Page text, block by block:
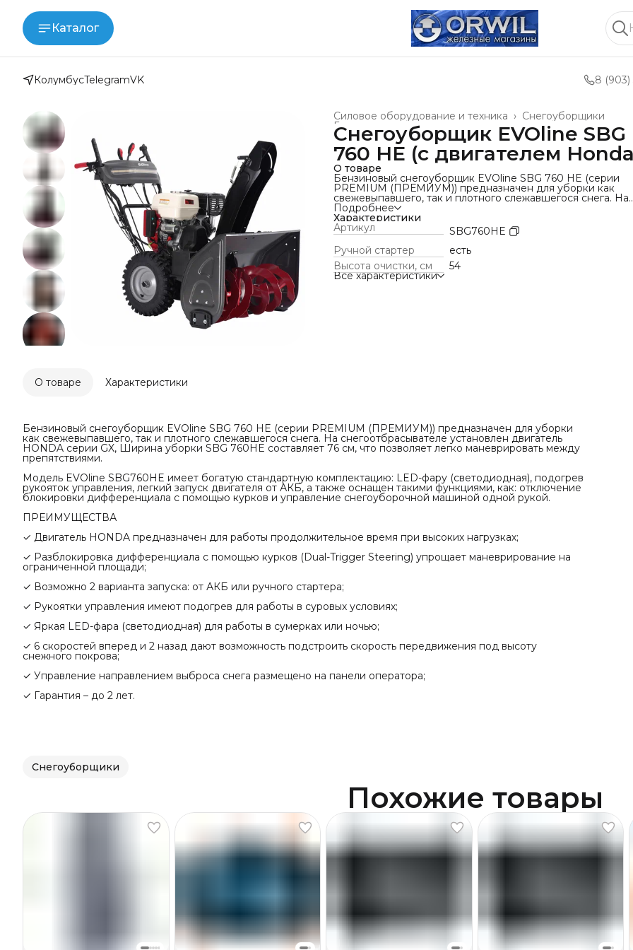
Каталог
КолумбусTelegramVK 8 (903)
Снегоуборщики
Силовое оборудование и техника ›
Главная
Снегоуборщик EVOline SBG
760 HE (с двигателем
О товаре
Бензиновый снегоуборщик EVOline SBG 760 HE (серии
PREMIUM (ПРЕМИУМ)) предназначен для уборки как
свежевыпавшего, так и плотного слежавшегося снега. На
снегоотбрасывателе установлен двигатель HONDA серии
GX, Ширина уборки SBG 760HE составляет 76 см, что
позволяет легко маневрировать между препятствиями.
Модель EVOline SBG760HE имеет богатую стандартную
комплектацию: LED-фару (светодиодная), подогрев
рукояток управления, легкий запуск двигателя от АКБ, а
также оснащен такими функциями, как: отключение
блокировки дифференциала с помощью курков и
подстроить скорость передвижения под высоту снежного
покрова;
✓ Управление направлением выброса снега размещено на
панели оператора;
Подробнее
Характеристики
Артикул
SBG760HE
Ручной стартер
есть
Высота очистки, см
54
Все характеристики
О товаре Характеристики
Бензиновый снегоуборщик EVOline SBG 760 HE (серии PREMIUM (ПРЕМИУМ)) предназначен для уборки
как свежевыпавшего, так и плотного слежавшегося снега. На снегоотбрасывателе установлен двигатель
HONDA серии GX, Ширина уборки SBG 760HE составляет 76 см, что позволяет легко маневрировать между
препятствиями.
Модель EVOline SBG760HE имеет богатую стандартную комплектацию: LED-фару (светодиодная), подогрев
рукояток управления, легкий запуск двигателя от АКБ, а также оснащен такими функциями, как: отключение
блокировки дифференциала с помощью курков и управление снегоуборочной машиной одной рукой.
ПРЕИМУЩЕСТВА
✓ Двигатель HONDA предназначен для работы продолжительное время при высоких нагрузках;
✓ Разблокировка дифференциала с помощью курков (Dual-Trigger Steering) упрощает маневрирование на
ограниченной площади;
✓ Возможно 2 варианта запуска: от АКБ или ручного стартера;
✓ Рукоятки управления имеют подогрев для работы в суровых условиях;
✓ Яркая LED-фара (светодиодная) для работы в сумерках или ночью;
✓ 6 скоростей вперед и 2 назад дают возможность подстроить скорость передвижения под высоту
снежного покрова;
✓ Управление направлением выброса снега размещено на панели оператора;
✓ Гарантия – до 2 лет.
Снегоуборщики
Похожие товары